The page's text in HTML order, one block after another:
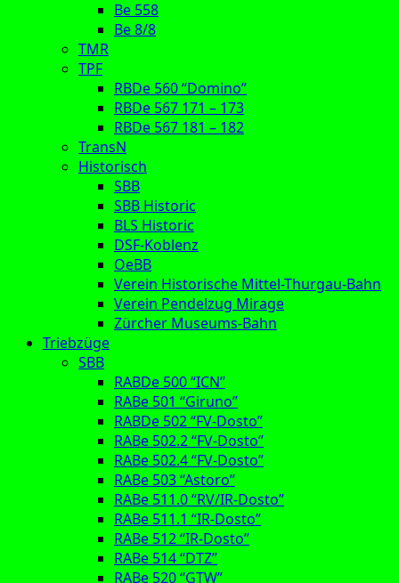
Be 558
Be 8/8
TMR
TPF
RBDe 560 “Domino”
RBDe 567 171 – 173
RBDe 567 181 – 182
TransN
Historisch
SBB
SBB Historic
BLS Historic
DSF-Koblenz
OeBB
Verein Historische Mittel-Thurgau-Bahn
Verein Pendelzug Mirage
Zürcher Museums-Bahn
Triebzüge
SBB
RABDe 500 “ICN”
RABe 501 “Giruno”
RABDe 502 “FV-Dosto”
RABe 502.2 “FV-Dosto”
RABe 502.4 “FV-Dosto”
RABe 503 “Astoro”
RABe 511.0 “RV/IR-Dosto”
RABe 511.1 “IR-Dosto”
RABe 512 “IR-Dosto”
RABe 514 “DTZ”
RABe 520 “GTW”